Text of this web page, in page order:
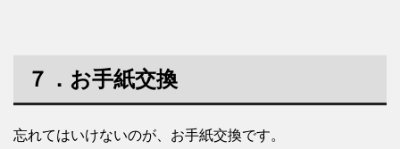
７．お手紙交換
忘れてはいけないのが、お手紙交換です。